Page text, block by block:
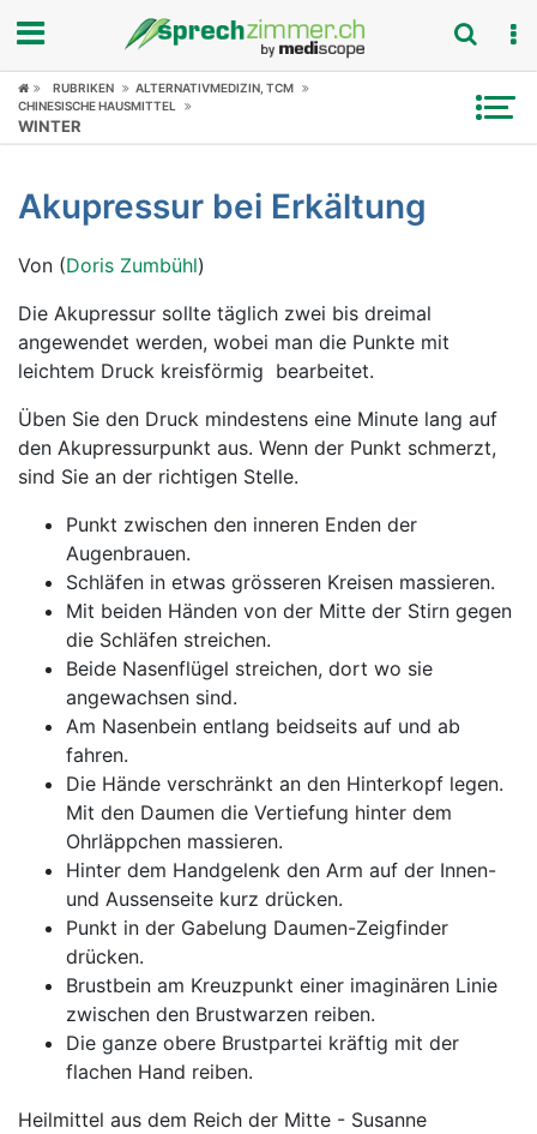
Fokus
Symptome
Untersuchungen
News
Ratgeber
Rubriken
RUBRIKEN
ALTERNATIVMEDIZIN, TCM
CHINESISCHE HAUSMITTEL
WINTER
Akupressur bei Erkältung
Von (Doris Zumbühl)
Die Akupressur sollte täglich zwei bis dreimal
angewendet werden, wobei man die Punkte mit
leichtem Druck kreisförmig bearbeitet.
Üben Sie den Druck mindestens eine Minute lang auf
den Akupressurpunkt aus. Wenn der Punkt schmerzt,
sind Sie an der richtigen Stelle.
Punkt zwischen den inneren Enden der
Augenbrauen.
Schläfen in etwas grösseren Kreisen massieren.
Mit beiden Händen von der Mitte der Stirn gegen
die Schläfen streichen.
Beide Nasenflügel streichen, dort wo sie
angewachsen sind.
Am Nasenbein entlang beidseits auf und ab
fahren.
Die Hände verschränkt an den Hinterkopf legen.
Mit den Daumen die Vertiefung hinter dem
Ohrläppchen massieren.
Hinter dem Handgelenk den Arm auf der Innen-
und Aussenseite kurz drücken.
Punkt in der Gabelung Daumen-Zeigfinder
drücken.
Brustbein am Kreuzpunkt einer imaginären Linie
zwischen den Brustwarzen reiben.
Die ganze obere Brustpartei kräftig mit der
flachen Hand reiben.
Heilmittel aus dem Reich der Mitte - Susanne